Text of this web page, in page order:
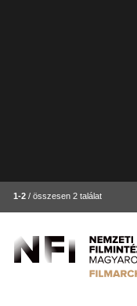
1-2 / összesen 2 találat